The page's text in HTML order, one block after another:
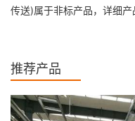
传送)属于非标产品，详细
推荐产品